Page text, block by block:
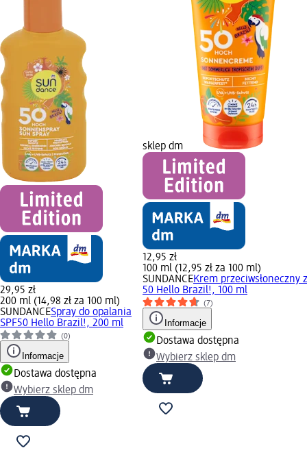
29,95 zł
200 ml (14,98 zł za 100 ml)
SUNDANCESpray do opalania
SPF50 Hello Brazil!, 200 ml
(0)
Informacje
Dostawa dostępna
Wybierz sklep dm
sklep dm
12,95 zł
100 ml (12,95 zł za 100 ml)
SUNDANCEKrem przeciwsłoneczny
50 Hello Brazil!, 100 ml
(7)
Informacje
Dostawa dostępna
Wybierz sklep dm